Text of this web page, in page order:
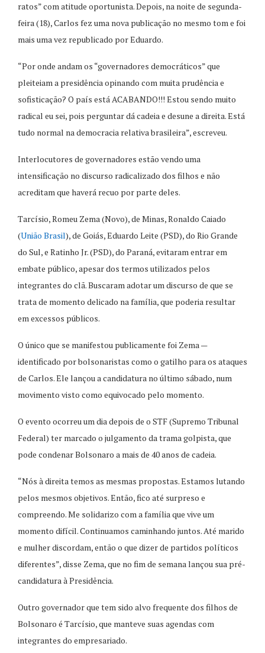
ratos” com atitude oportunista. Depois, na noite de segunda-
feira (18), Carlos fez uma nova publicação no mesmo tom e foi
mais uma vez republicado por Eduardo.
“Por onde andam os “governadores democráticos” que
pleiteiam a presidência opinando com muita prudência e
sofisticação? O país está ACABANDO!!! Estou sendo muito
radical eu sei, pois perguntar dá cadeia e desune a direita. Está
tudo normal na democracia relativa brasileira”, escreveu.
Interlocutores de governadores estão vendo uma
intensificação no discurso radicalizado dos filhos e não
acreditam que haverá recuo por parte deles.
Tarcísio, Romeu Zema (Novo), de Minas, Ronaldo Caiado
(União Brasil), de Goiás, Eduardo Leite (PSD), do Rio Grande
do Sul, e Ratinho Jr. (PSD), do Paraná, evitaram entrar em
embate público, apesar dos termos utilizados pelos
integrantes do clã. Buscaram adotar um discurso de que se
trata de momento delicado na família, que poderia resultar
em excessos públicos.
O único que se manifestou publicamente foi Zema —
identificado por bolsonaristas como o gatilho para os ataques
de Carlos. Ele lançou a candidatura no último sábado, num
movimento visto como equivocado pelo momento.
O evento ocorreu um dia depois de o STF (Supremo Tribunal
Federal) ter marcado o julgamento da trama golpista, que
pode condenar Bolsonaro a mais de 40 anos de cadeia.
“Nós à direita temos as mesmas propostas. Estamos lutando
pelos mesmos objetivos. Então, fico até surpreso e
compreendo. Me solidarizo com a família que vive um
momento difícil. Continuamos caminhando juntos. Até marido
e mulher discordam, então o que dizer de partidos políticos
diferentes”, disse Zema, que no fim de semana lançou sua pré-
candidatura à Presidência.
Outro governador que tem sido alvo frequente dos filhos de
Bolsonaro é Tarcísio, que manteve suas agendas com
integrantes do empresariado.